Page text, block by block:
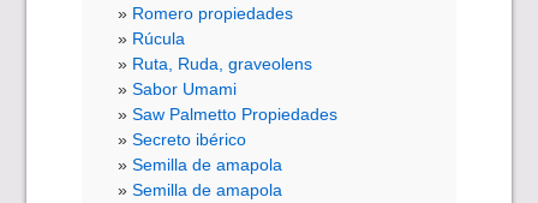
Romero propiedades
Rúcula
Ruta, Ruda, graveolens
Sabor Umami
Saw Palmetto Propiedades
Secreto ibérico
Semilla de amapola
Semilla de amapola